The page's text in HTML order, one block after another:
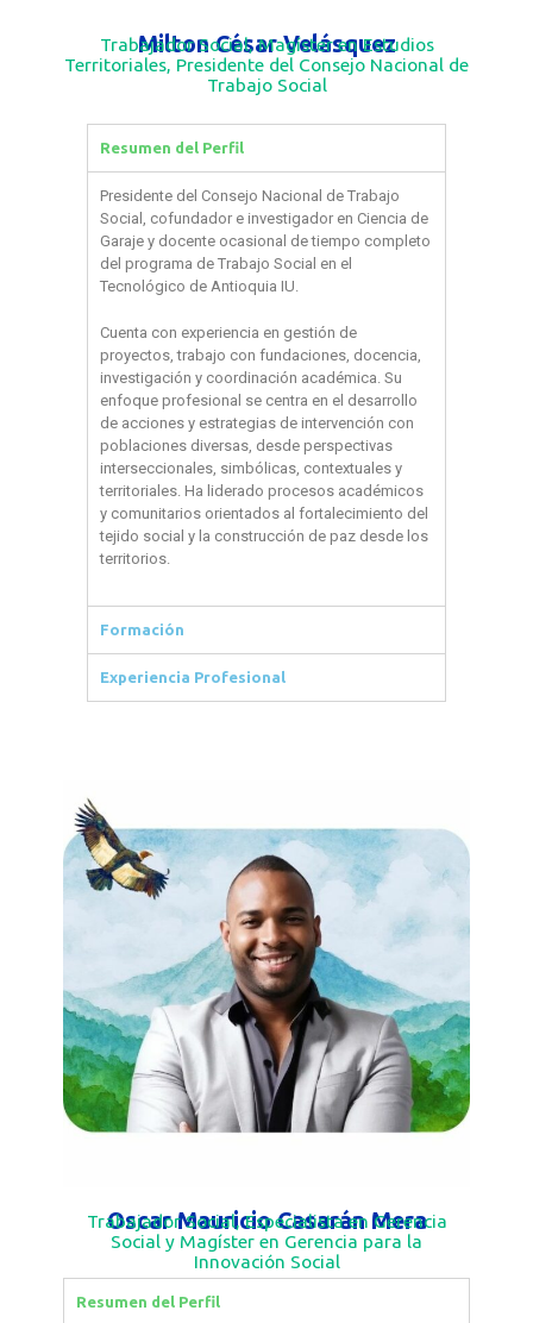
Milton César Velásquez
Trabajador Social, Magíster en Estudios
Territoriales, Presidente del Consejo Nacional de
Trabajo Social
Resumen del Perfil
Presidente del Consejo Nacional de Trabajo
Social, cofundador e investigador en Ciencia de
Garaje y docente ocasional de tiempo completo
del programa de Trabajo Social en el
Tecnológico de Antioquia IU.
Cuenta con experiencia en gestión de
proyectos, trabajo con fundaciones, docencia,
investigación y coordinación académica. Su
enfoque profesional se centra en el desarrollo
de acciones y estrategias de intervención con
poblaciones diversas, desde perspectivas
interseccionales, simbólicas, contextuales y
territoriales. Ha liderado procesos académicos
y comunitarios orientados al fortalecimiento del
tejido social y la construcción de paz desde los
territorios.
Formación
Experiencia Profesional
Oscar Mauricio Casarán Mera
Trabajador Social, Especialista en Gerencia
Social y Magíster en Gerencia para la
Innovación Social
Resumen del Perfil